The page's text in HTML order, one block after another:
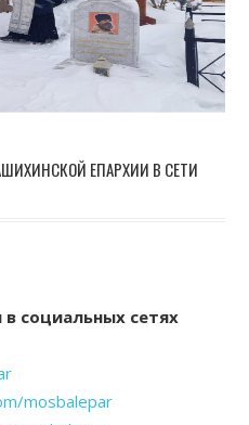
ЕПАРХИИ В СЕТИ
социальных сетях
mosbalepar